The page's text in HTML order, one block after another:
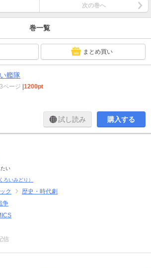
次の巻へ
巻一覧
まとめ買い
艦隊
ページ 1200pt
試し読み 購入する
い
ろいみどり）
ク
歴史・時代劇
争
信